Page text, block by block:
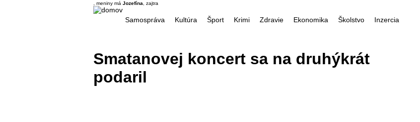
, meniny má Jozefína , zajtra
Samospráva Kultúra Šport Krimi Zdravie Ekonomika Školstvo Inzercia
Smatanovej koncert sa na druhýkrát
podaril